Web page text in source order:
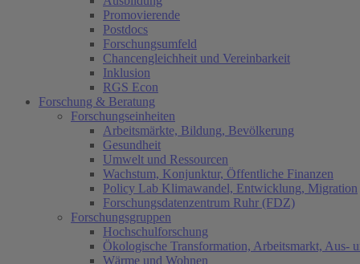
Promovierende
Postdocs
Forschungsumfeld
Chancengleichheit und Vereinbarkeit
Inklusion
RGS Econ
Forschung & Beratung
Forschungseinheiten
Arbeitsmärkte, Bildung, Bevölkerung
Gesundheit
Umwelt und Ressourcen
Wachstum, Konjunktur, Öffentliche Finanzen
Policy Lab Klimawandel, Entwicklung, Migration
Forschungsdatenzentrum Ruhr (FDZ)
Forschungsgruppen
Hochschulforschung
Ökologische Transformation, Arbeitsmarkt, Aus-
Wärme und Wohnen